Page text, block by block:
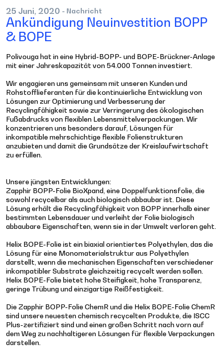
25 Juni, 2020 - Nachricht
Ankündigung Neuinvestition BOPP
& BOPE
Polivouga hat in eine Hybrid-BOPP- und BOPE-Brückner-Anlage
mit einer Jahreskapazität von 54.000 Tonnen investiert.
Wir engagieren uns gemeinsam mit unseren Kunden und
Rohstofflieferanten für die kontinuierliche Entwicklung von
Lösungen zur Optimierung und Verbesserung der
Recyclingfähigkeit sowie zur Verringerung des ökologischen
Fußabdrucks von flexiblen Lebensmittelverpackungen. Wir
konzentrieren uns besonders darauf, Lösungen für
inkompatible mehrschichtige flexible Folienstrukturen
anzubieten und damit die Grundsätze der Kreislaufwirtschaft
zu erfüllen.
Unsere jüngsten Entwicklungen:
Zapphir BOPP-Folie BioXpand, eine Doppelfunktionsfolie, die
sowohl recycelbar als auch biologisch abbaubar ist. Diese
Lösung erhält die Recyclingfähigkeit von BOPP innerhalb einer
bestimmten Lebensdauer und verleiht der Folie biologisch
abbaubare Eigenschaften, wenn sie in der Umwelt verloren geht.
Helix BOPE-Folie ist ein biaxial orientiertes Polyethylen, das die
Lösung für eine Monomaterialstruktur aus Polyethylen
darstellt, wenn die mechanischen Eigenschaften verschiedener
inkompatibler Substrate gleichzeitig recycelt werden sollen.
Helix BOPE-Folie bietet hohe Steifigkeit, hohe Transparenz,
geringe Trübung und einzigartige Reißfestigkeit.
Die Zapphir BOPP-Folie ChemR und die Helix BOPE-Folie ChemR
sind unsere neuesten chemisch recycelten Produkte, die ISCC
Plus-zertifiziert sind und einen großen Schritt nach vorn auf
dem Weg zu nachhaltigeren Lösungen für flexible Verpackungen
darstellen.